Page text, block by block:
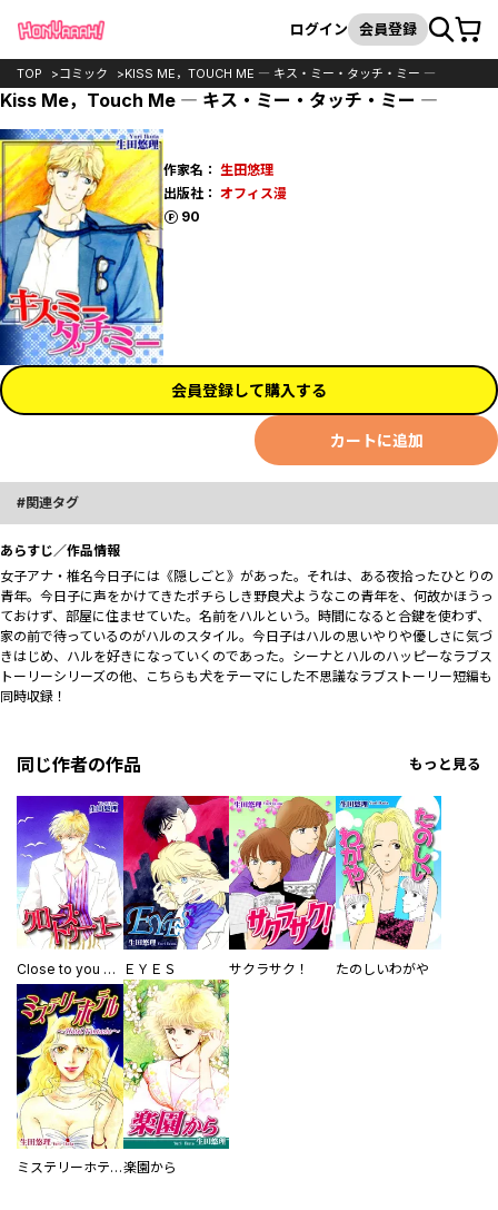
検索
ログイン 会員登録カート
TOP コミック KISS ME，TOUCH ME ― キス・ミー・タッチ・ミー ―
Kiss Me，Touch Me ― キス・ミー・タッチ・ミー ―
作家名： 生田悠理
出版社： オフィス漫
90
ポイント
会員登録して購入する
カートに追加
関連タグ
あらすじ／作品情報
女子アナ・椎名今日子には《隠しごと》があった。それは、ある夜拾ったひとりの
青年。今日子に声をかけてきたポチらしき野良犬ようなこの青年を、何故かほうっ
ておけず、部屋に住ませていた。名前をハルという。時間になると合鍵を使わず、
家の前で待っているのがハルのスタイル。今日子はハルの思いやりや優しさに気づ
きはじめ、ハルを好きになっていくのであった。シーナとハルのハッピーなラブス
トーリーシリーズの他、こちらも犬をテーマにした不思議なラブストーリー短編も
同時収録！
同じ作者の作品 もっと見る
Close to you ― クロース・トゥー・ユー ― ＥＹＥＳ サクラサク！ たのしいわがや
ミステリーホテル -Hotel Fantasia-楽園から